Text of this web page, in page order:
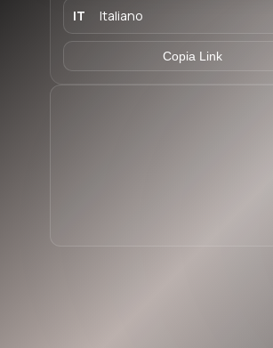
IT Italiano
Copia Link